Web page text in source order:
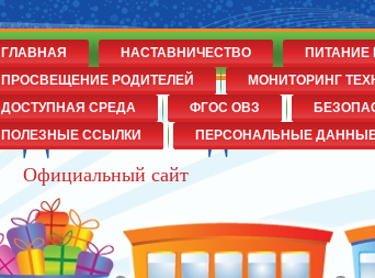
Детский сад№14
Официальный сайт
ГЛАВНАЯ НАСТАВНИЧЕСТВО ПИТАНИЕ
ПРОСВЕЩЕНИЕ РОДИТЕЛЕЙ
МОНИТОРИНГ
ДОСТУПНАЯ СРЕДА
ФГОС ОВЗ
ПОЛЕЗНЫЕ ССЫЛКИ
ПЕРСОНАЛЬНЫЕ